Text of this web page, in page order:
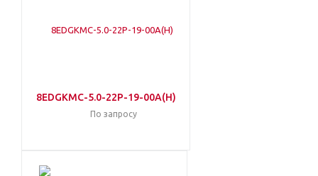
8EDGKMC-5.0-22P-19-00A(H)
По запросу